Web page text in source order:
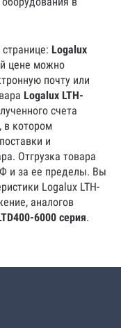
Logalux
цене можно
почту или
Logalux LTH-
счета
в котором
и
Отгрузка товара
и за ее пределы. Вы
Logalux LTH-
аналогов
6000 серия.